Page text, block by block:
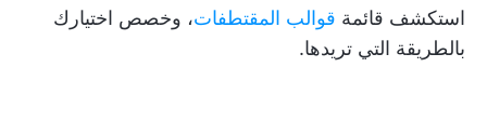
استكشف قائمة قوالب المقتطفات، وخصص اختيارك
بالطريقة التي تريدها.